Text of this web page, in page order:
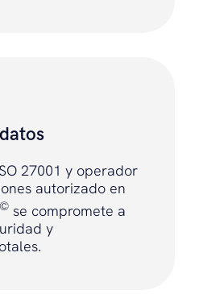
27001 y operador
autorizado en
© se compromete a
y